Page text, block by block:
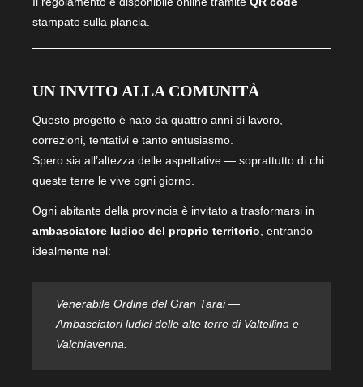
stampato sulla plancia.
UN INVITO ALLA COMUNITÀ
Questo progetto è nato da quattro anni di lavoro,
correzioni, tentativi e tanto entusiasmo.
Spero sia all’altezza delle aspettative — soprattutto di chi
queste terre le vive ogni giorno.
Ogni abitante della provincia è invitato a trasformarsi in
ambasciatore ludico del proprio territorio , entrando
idealmente nel:
Venerabile Ordine del Gran Tarai —
Ambasciatori ludicidelle alte terre di Valtellina e
Valchiavenna.